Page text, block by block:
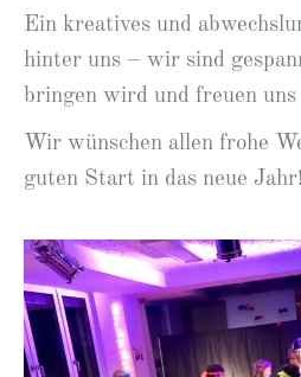
Ein kreatives und
hinter uns – wir sind
bringen wird und freuen uns
Wir wünschen allen frohe
guten Start in das neue Jahr!